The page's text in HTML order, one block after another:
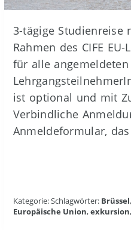
3-tägige Studienreise
Rahmen des CIFE
für alle angemeldeten
ist optional und mit
Verbindliche
Anmeldeformular,
Kategorie: Schlagwörter: Brüssel,
Europäische Union,exkursion,